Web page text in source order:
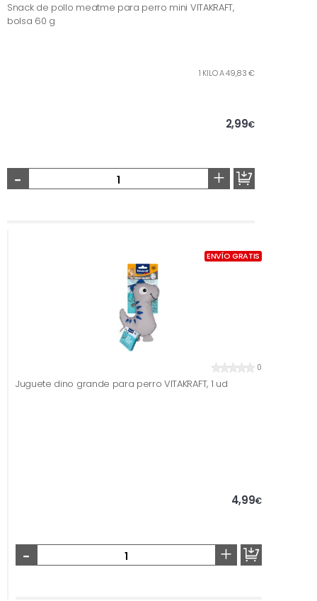
Snack de pollo meatme para perro mini VITAKRAFT,
bolsa 60 g
1 KILO A 49,83 €
2,99€
- +
ENVÍO GRATIS
0
Juguete dino grande para perro VITAKRAFT, 1 ud
4,99€
- +